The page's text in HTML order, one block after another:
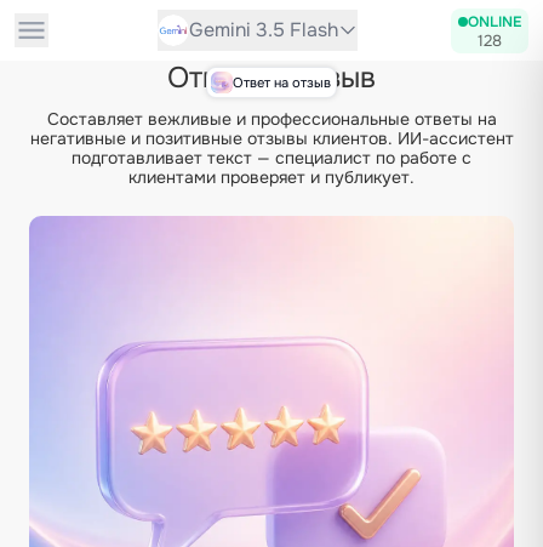
Gemini 3.5 Flash ONLINE
128
Ответ на отзыв
Ответ на отзыв
Составляет вежливые и профессиональные ответы на
негативные и позитивные отзывы клиентов. ИИ-ассистент
подготавливает текст — специалист по работе с
клиентами проверяет и публикует.